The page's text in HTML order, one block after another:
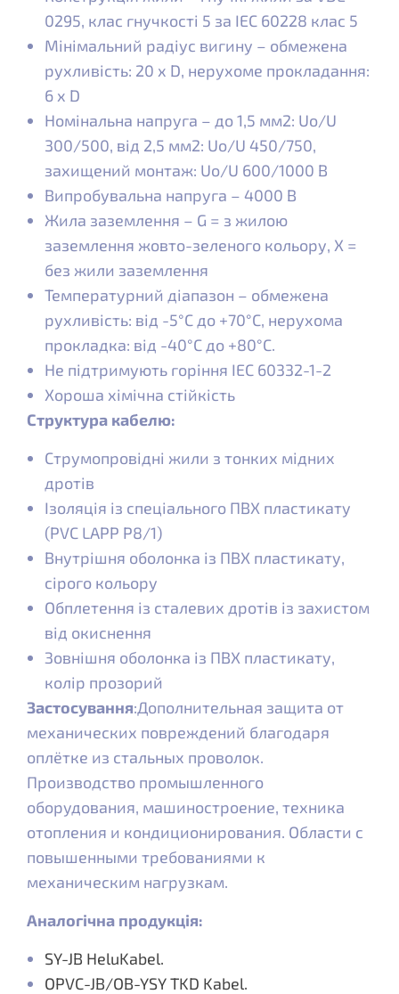
0295, клас гнучкості 5 за IEC 60228 клас 5
Мінімальний радіус вигину – обмежена
рухливість: 20 х D, нерухоме прокладання:
6 х D
Номінальна напруга – до 1,5 мм2: Uo/U
300/500, від 2,5 мм2: Uo/U 450/750,
захищений монтаж: Uo/U 600/1000 В
Випробувальна напруга – 4000 В
Жила заземлення – G = з жилою
заземлення жовто-зеленого кольору, X =
без жили заземлення
Температурний діапазон – обмежена
рухливість: від -5°С до +70°С, нерухома
прокладка: від -40°С до +80°С.
Не підтримують горіння IEC 60332-1-2
Хороша хімічна стійкість
Структура кабелю:
Струмопровідні жили з тонких мідних
дротів
Ізоляція із спеціального ПВХ пластикату
(PVC LAPP P8/1)
Внутрішня оболонка із ПВХ пластикату,
сірого кольору
Обплетення із сталевих дротів із захистом
від окиснення
Зовнішня оболонка із ПВХ пластикату,
колір прозорий
Застосування:Дополнительная защита от
механических повреждений благодаря
оплётке из стальных проволок.
Производство промышленного
оборудования, машиностроение, техника
отопления и кондиционирования. Области с
повышенными требованиями к
механическим нагрузкам.
Аналогічна продукція:
SY-JB HeluKabel.
OPVC-JB/OB-YSY TKD Kabel.